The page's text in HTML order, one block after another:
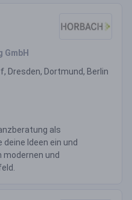
Dresden, Dortmund, Berlin
als
Ideen ein und
modernen und